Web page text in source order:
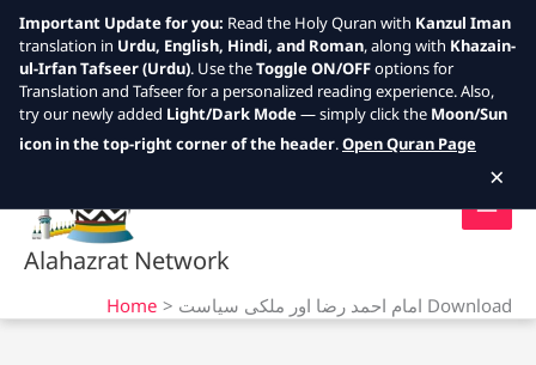
Skip
Alahazrat Network
Home امام احمد رضا اور ملکی سیاست Download
Important Update for you: Read the Holy Quran with Kanzul Iman
translation in Urdu, English, Hindi, and Roman, along with Khazain-
ul-Irfan Tafseer (Urdu). Use theToggle ON/OFFoptions for
Translation and Tafseer for a personalized reading experience. Also,
try our newly added Light/Dark Mode— simply click the Moon/Sun
icon in the top-right corner of the header.Open Quran Page
×